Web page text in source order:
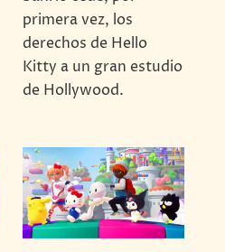
primera vez, los
derechos de Hello
Kitty a un gran estudio
de Hollywood.